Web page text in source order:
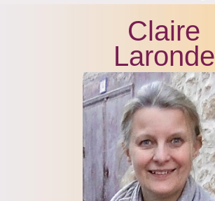
Claire
Laronde